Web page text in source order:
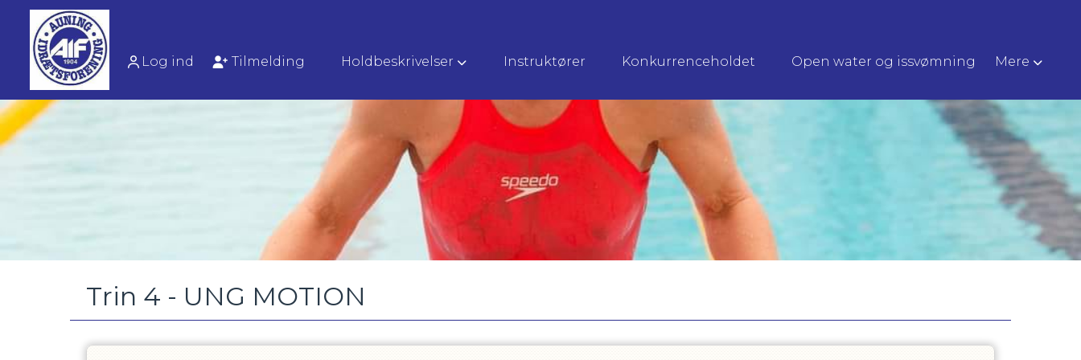
Log ind Tilmelding Holdbeskrivelser Instruktører Konkurrenceholdet Open water og issvømning Mere
Trin 4 - UNG MOTION